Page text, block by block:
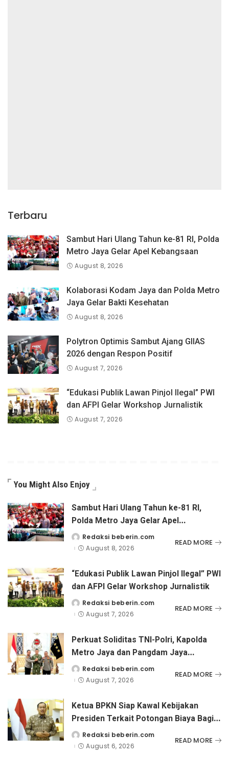
Terbaru
Sambut Hari Ulang Tahun ke-81 RI, Polda
Metro Jaya Gelar Apel Kebangsaan
August 8, 2026
Kolaborasi Kodam Jaya dan Polda Metro
Jaya Gelar Bakti Kesehatan
August 8, 2026
Polytron Optimis Sambut Ajang GIIAS
2026 dengan Respon Positif
August 7, 2026
“Edukasi Publik Lawan Pinjol Ilegal” PWI
dan AFPI Gelar Workshop Jurnalistik
August 7, 2026
You Might Also Enjoy
Sambut Hari Ulang Tahun ke-81 RI,
Polda Metro Jaya Gelar Apel
Kebangsaan
Posted
by
Redaksi beberin.com
August 8, 2026
READ MORE
“Edukasi Publik Lawan Pinjol Ilegal” PWI
dan AFPI Gelar Workshop Jurnalistik
Posted
by
Redaksi beberin.com
August 7, 2026
READ MORE
Perkuat Soliditas TNI-Polri, Kapolda
Metro Jaya dan Pangdam Jaya
Kunjungi Dankorps Brimob Polri
Posted
by
Redaksi beberin.com
August 7, 2026
READ MORE
Ketua BPKN Siap Kawal Kebijakan
Presiden Terkait Potongan Biaya Bagi
Penyandang Disabilitas
Posted
by
Redaksi beberin.com
August 6, 2026
READ MORE